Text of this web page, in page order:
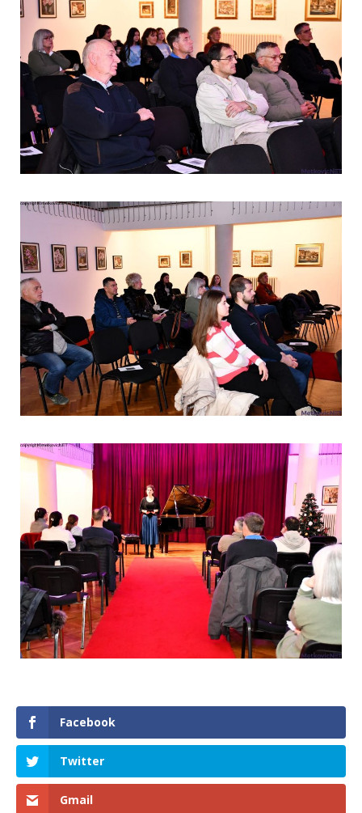
Facebook
Twitter
Gmail